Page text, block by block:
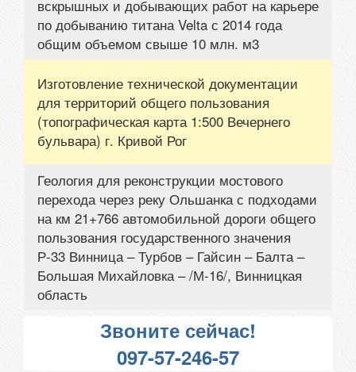
вскрышных и добывающих работ на карьере
по добыванию титана Velta с 2014 года
общим объемом свыше 10 млн. м3
Изготовление технической документации
для территорий общего пользования
(топографическая карта 1:500 Вечернего
бульвара) г. Кривой Рог
Геология для реконструкции мостового
перехода через реку Ольшанка с подходами
на км 21+766 автомобильной дороги общего
пользования государственного значения
Р-33 Винница – Турбов – Гайсин – Балта –
Большая Михайловка – /М-16/, Винницкая
область
Звоните сейчас!
097-57-246-57